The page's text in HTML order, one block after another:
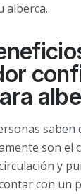
alberca.
saben
son el
y
con un